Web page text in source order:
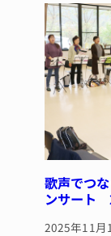
歌声でつ
ンサート
2025年11月